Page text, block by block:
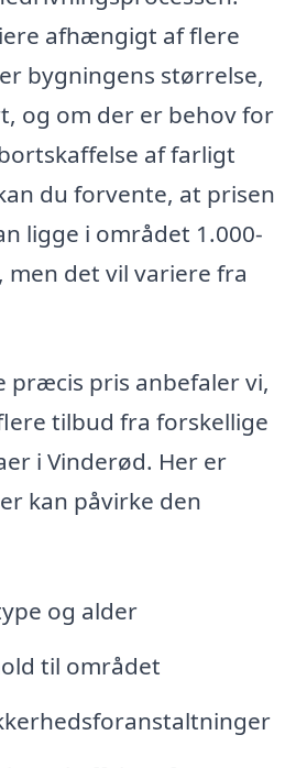
afhængigt af flere
bygningens størrelse,
og om der er behov for
af farligt
du forvente, at prisen
ligge i området 1.000-
men det vil variere fra
præcis pris anbefaler vi,
tilbud fra forskellige
i Vinderød. Her er
kan påvirke den
og alder
til området